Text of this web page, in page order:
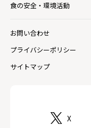
X
食の安全・環境活動
お問い合わせ
プライバシーポリシー
サイトマップ